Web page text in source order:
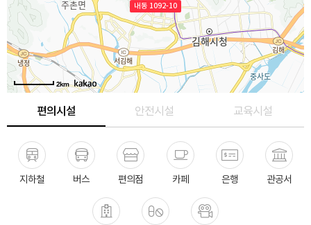
내동 1092-10
2km
편의시설 안전시설 교육시설
지하철 버스 편의점 카페 은행 관공서